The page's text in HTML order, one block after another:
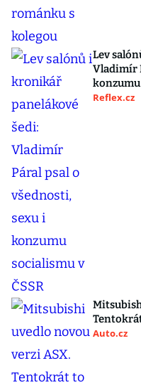
Lev
Vladimír
konzumu
Reflex.cz
Auto.cz